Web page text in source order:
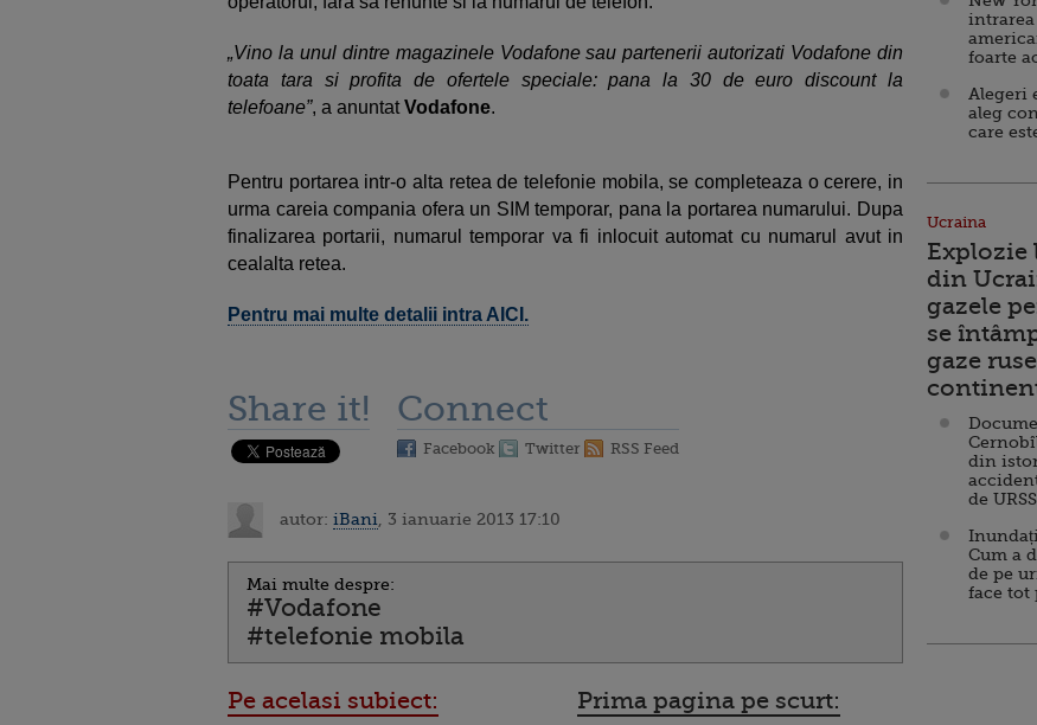
„Vino la unul dintre magazinele Vodafone sau partenerii autorizati Vodafone din
toata tara si profita de ofertele speciale: pana la 30 de euro discount la
telefoane”, a anuntatVodafone.
Pentru portarea intr-o alta retea de telefonie mobila, se completeaza o cerere, in
urma careia compania ofera un SIM temporar, pana la portarea numarului. Dupa
finalizarea portarii, numarul temporar va fi inlocuit automat cu numarul avut in
cealalta retea.
Pentru mai multe detalii intra AICI.
Share it! Connect
Facebook Twitter RSS Feed
autor: iBani , 3 ianuarie 2013 17:10
Mai multe despre:
#Vodafone
#telefonie mobila
Pe acelasi subiect: Prima pagina pe scurt:
foarte
Alegeri
aleg
care
Ucraina
Explozie
din
gazele
se
gaze
din
de URSS
Cum a
de pe
face tot